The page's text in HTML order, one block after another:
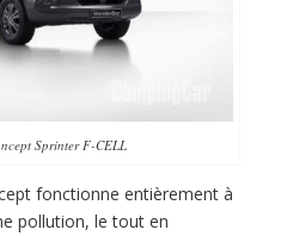
Sprinter F-CELL
fonctionne entièrement à
pollution, le tout en